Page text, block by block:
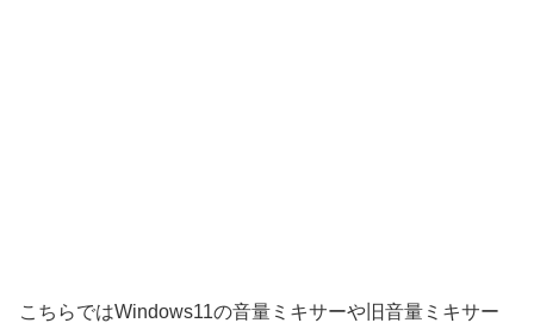
こちらではWindows11の音量ミキサーや旧音量ミキサー